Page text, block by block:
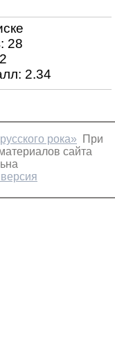
28
2.34
рока» При
сайта